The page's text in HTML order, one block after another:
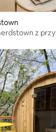
z
Wybór gości